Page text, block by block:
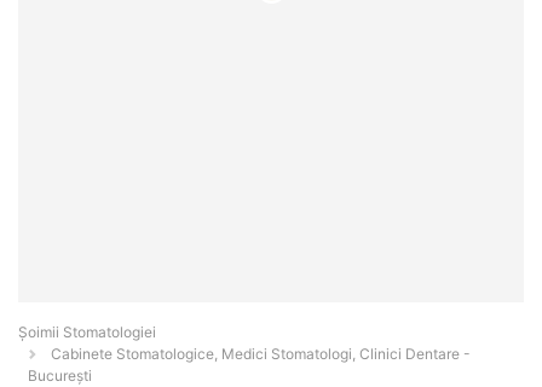
Șoimii Stomatologiei
Cabinete Stomatologice, Medici Stomatologi, Clinici Dentare -
Bucureşti